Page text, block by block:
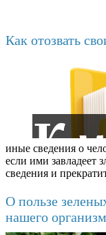
Как отозвать
иные сведения о
если ими завладеет
сведения и
О пользе
нашего